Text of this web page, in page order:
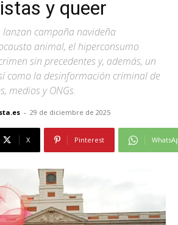
y queer
lanzan campaña navideña
animal, el hiperconsumo
sin precedentes y, además, un
como la desinformación criminal de
medios y ONGs.
- 29 de diciembre de 2025
X Pinterest